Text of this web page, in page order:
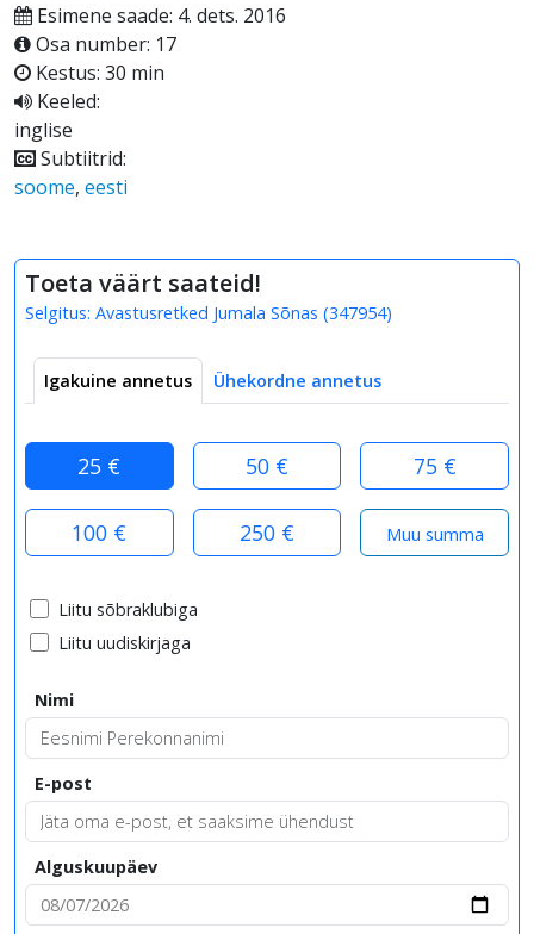
Esimene saade: 4. dets. 2016
Osa number: 17
Kestus: 30 min
Keeled:
inglise
Subtiitrid:
soome, eesti
Toeta väärt saateid!
Selgitus: Avastusretked Jumala Sõnas (347954)
Igakuine annetus Ühekordne annetus
25 € 50 € 75 €
100 € 250 €
Liitu sõbraklubiga
Liitu uudiskirjaga
Nimi
E-post
Alguskuupäev